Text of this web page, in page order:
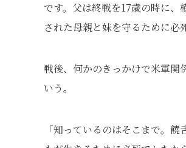
です。父は終戦を17歳の時に
された母親と妹を守るために必
戦後、何かのきっかけで米軍関
いう。
「知っているのはそこまで。